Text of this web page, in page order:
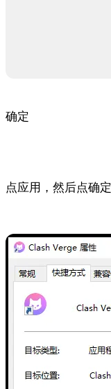
确定
点应用，然后点确定